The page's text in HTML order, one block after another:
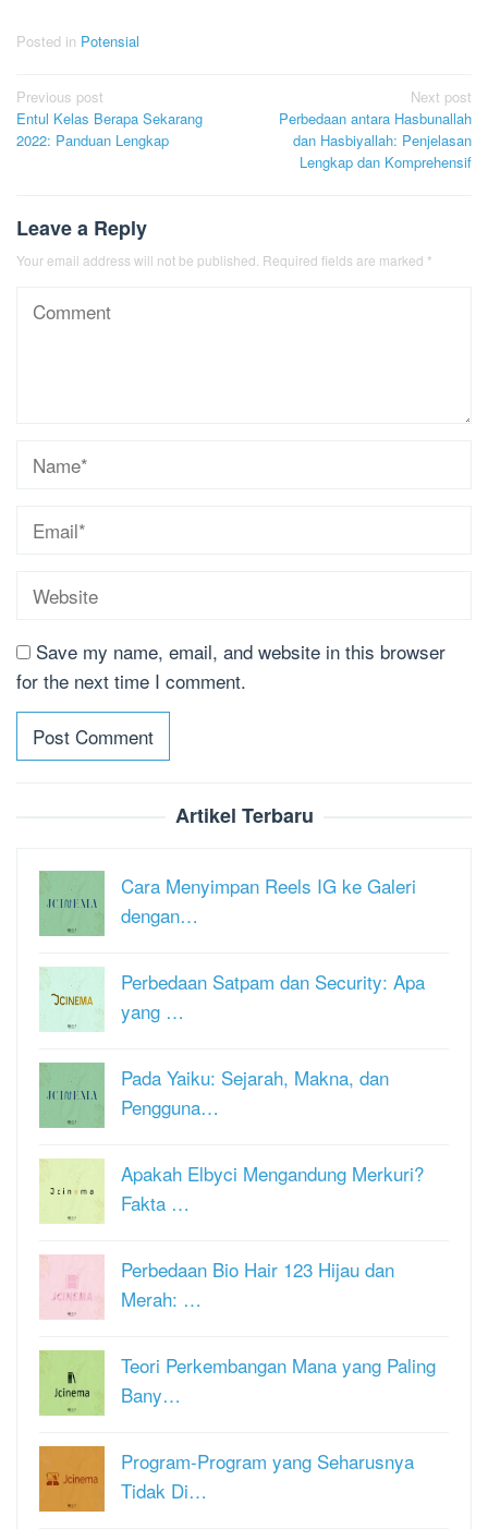
Posted in Potensial
Post
navigation
Previous post
Entul Kelas Berapa Sekarang
2022: Panduan Lengkap
Next post
Perbedaan antara Hasbunallah
dan Hasbiyallah: Penjelasan
Lengkap dan Komprehensif
Leave a Reply
Your email address will not be published. Required fields are marked *
Save my name, email, and website in this browser
for the next time I comment.
Artikel Terbaru
Cara Menyimpan Reels IG ke Galeri
dengan…
Perbedaan Satpam dan Security: Apa
yang …
Pada Yaiku: Sejarah, Makna, dan
Pengguna…
Apakah Elbyci Mengandung Merkuri?
Fakta …
Perbedaan Bio Hair 123 Hijau dan
Merah: …
Teori Perkembangan Mana yang Paling
Bany…
Program-Program yang Seharusnya
Tidak Di…